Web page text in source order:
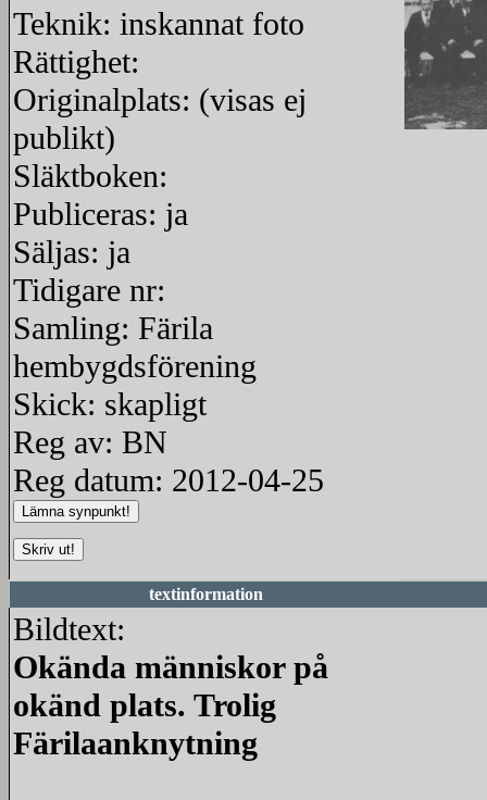
Teknik: inskannat foto
Rättighet:
Originalplats: (visas ej
publikt)
Släktboken:
Publiceras: ja
Säljas: ja
Tidigare nr:
Samling: Färila
hembygdsförening
Skick: skapligt
Reg av: BN
Reg datum: 2012-04-25
textinformation
Bildtext:
Okända människor på
okänd plats. Trolig
Färilaanknytning